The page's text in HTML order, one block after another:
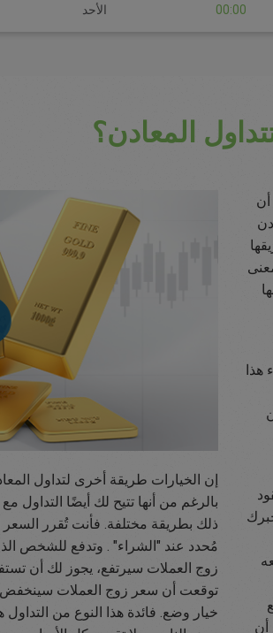
00:00 الأحد
المعادن؟
هذا
أن
إن الخيارات طريقة أخرى لتداول
بالرغم من أنها تتيح لك أيضًا التداول
ذلك بطريقة مختلفة. فأنت تُقرر
مُحدد عند "الشراء" . وتدفع للشخص
زوج العملات سيرتفع، يجوز لك أن
توقعت أن سعر زوج العملات
خيار وضع. فائدة هذا النوع من التداول